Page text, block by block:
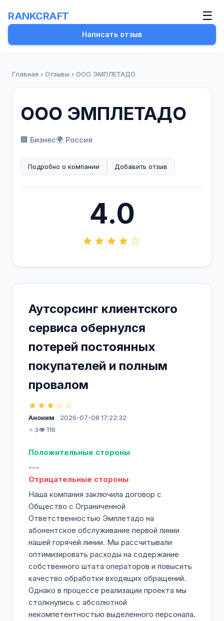
RANKCRAFT ☰
Написать отзыв
Главная › Отзывы › ООО ЭМПЛЕТАДО
ООО ЭМПЛЕТАДО
🏢 Бизнес🌍 Россия
Подробно о компании Добавить отзыв
4.0
★★★★☆
Аутсорсинг клиентского
сервиса обернулся
потерей постоянных
покупателей и полным
провалом
★★★☆☆
Аноним
2026-07-08 17:22:32
⭐ 3👁️ 116
Положительные стороны
---
Отрицательные стороны
Наша компания заключила договор с
Общество с Ограниченной
Ответственностью Эмплетадо на
абонентское обслуживание первой линии
нашей горячей линии. Мы рассчитывали
оптимизировать расходы на содержание
собственного штата операторов и повысить
качество обработки входящих обращений.
Однако в процессе реализации проекта мы
столкнулись с абсолютной
некомпетентностью выделенного персонала.